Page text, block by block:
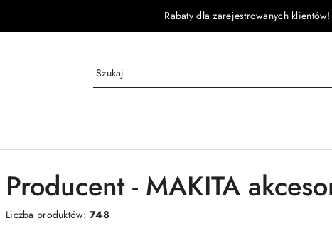
Rabaty dla zarejestrowanych klientów!
Producent - MAKITA
Liczba produktów:748